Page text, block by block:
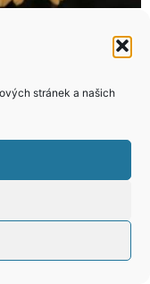
stránek a našich
All Rights